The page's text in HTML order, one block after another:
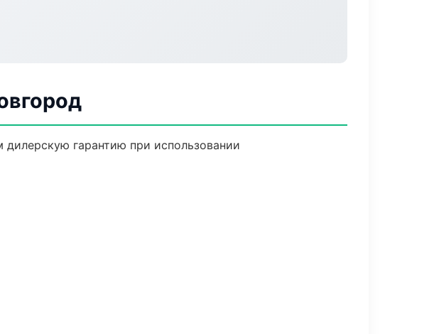
гарантию при использовании